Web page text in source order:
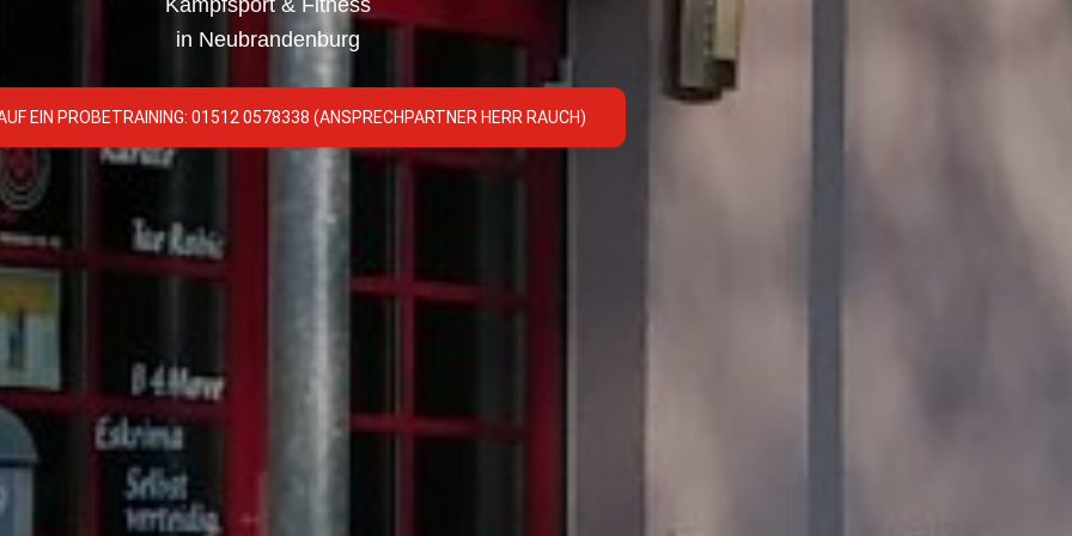
in Neubrandenburg
EIN PROBETRAINING: 01512 0578338 (ANSPRECHPARTNER HERR RAUCH)